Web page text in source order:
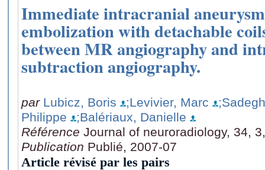
Immediate intracranial
embolization with detachable
between MR angiography and
subtraction angiography.
par Lubicz, Boris ;Levivier, Marc
Philippe
;Balériaux, Danielle
Référence Journal of neuroradiology, 34,
Publication Publié, 2007-07
Article révisé par les pairs